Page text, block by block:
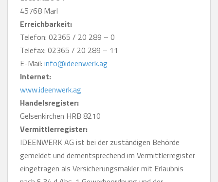
45768 Marl
Erreichbarkeit:
Telefon: 02365 / 20 289 – 0
Telefax: 02365 / 20 289 – 11
E-Mail: info@ideenwerk.ag
Internet:
www.ideenwerk.ag
Handelsregister:
Gelsenkirchen HRB 8210
Vermittlerregister:
IDEENWERK AG ist bei der zuständigen Behörde
gemeldet und dementsprechend im Vermittlerregister
eingetragen als Versicherungsmakler mit Erlaubnis